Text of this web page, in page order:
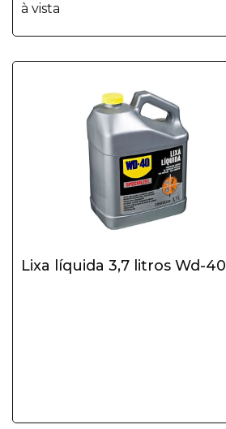
à vista
Lixa líquida 3,7 litros Wd-40